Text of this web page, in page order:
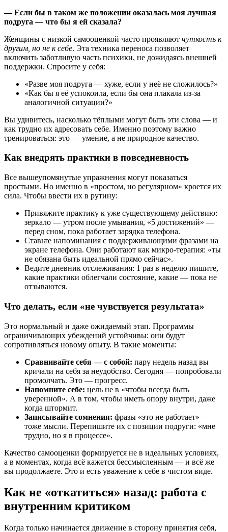
— Если бы в таком же положении оказалась моя лучшая
подруга — что бы я ей сказала?
Женщины с низкой самооценкой часто проявляют чуткость к
другим, но не к себе. Эта техника переноса позволяет
включить заботливую часть психики, не дожидаясь внешней
поддержки. Спросите у себя:
«Разве моя подруга — хуже, если у неё не сложилось?»
«Как бы я её успокоила, если бы она плакала из-за
аналогичной ситуации?»
Вы удивитесь, насколько тёплыми могут быть эти слова — и
как трудно их адресовать себе. Именно поэтому важно
тренироваться: это — умение, а не природное качество.
Как внедрять практики в повседневность
Все вышеупомянутые упражнения могут показаться
простыми. Но именно в «простом, но регулярном» кроется их
сила. Чтобы ввести их в рутину:
Привяжите практику к уже существующему действию:
зеркало — утром после умывания, «5 достижений» —
перед сном, пока работает зарядка телефона.
Ставьте напоминания с поддерживающими фразами на
экране телефона. Они работают как микро-терапия: «ты
не обязана быть идеальной прямо сейчас».
Ведите дневник отслеживания: 1 раз в неделю пишите,
какие практики облегчали состояние, какие — пока не
отзываются.
Что делать, если «не чувствуется результата»
Это нормальный и даже ожидаемый этап. Программы
ограничивающих убеждений устойчивы: они будут
сопротивляться новому опыту. В такие моменты:
Сравнивайте себя — с собой: пару недель назад вы
кричали на себя за неудобство. Сегодня — попробовали
промолчать. Это — прогресс.
Напомните себе: цель не в «чтобы всегда быть
уверенной». А в том, чтобы иметь опору внутри, даже
когда штормит.
Записывайте сомнения: фразы «это не работает» —
тоже мысли. Перепишите их с позиции подруги: «мне
трудно, но я в процессе».
Качество самооценки формируется не в идеальных условиях,
а в моментах, когда всё кажется бессмысленным — и всё же
вы продолжаете. Это и есть уважение к себе в чистом виде.
Как не «откатиться» назад: работа с
внутренним критиком
Когда только начинается движение в сторону принятия себя,